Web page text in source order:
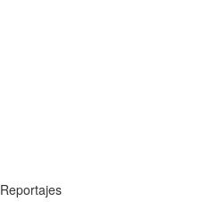
Reportajes